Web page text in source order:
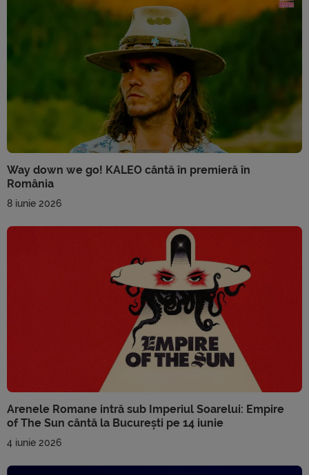
Way down we go! KALEO cântă în premieră în
România
8 iunie 2026
Arenele Romane intră sub Imperiul Soarelui: Empire
of The Sun cântă la București pe 14 iunie
4 iunie 2026